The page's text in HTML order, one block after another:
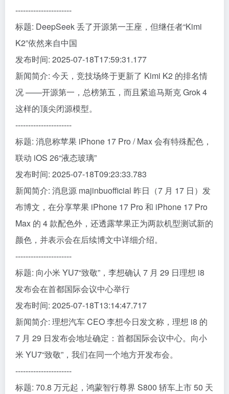
----------------------
标题: DeepSeek 丢了开源第一王座，但继任者“Kimi
K2”依然来自中国
发布时间: 2025-07-18T17:59:31.177
新闻简介: 今天，竞技场终于更新了 Kimi K2 的排名情
况 ——开源第一，总榜第五，而且紧追马斯克 Grok 4
这样的顶尖闭源模型。
----------------------
标题: 消息称苹果 iPhone 17 Pro / Max 会有特殊配色，
联动 iOS 26“液态玻璃”
发布时间: 2025-07-18T09:23:33.783
新闻简介: 消息源 majinbuofficial 昨日（7 月 17 日）发
布博文，在分享苹果 iPhone 17 Pro 和 iPhone 17 Pro
Max 的 4 款配色外，还透露苹果正为两款机型测试新的
颜色，并表示会在后续博文中详细介绍。
----------------------
标题: 向小米 YU7“致敬”，李想确认 7 月 29 日理想 i8
发布会在首都国际会议中心举行
发布时间: 2025-07-18T13:14:47.717
新闻简介: 理想汽车 CEO 李想今日发文称，理想 i8 的
7 月 29 日发布会地址确定：首都国际会议中心。向小
米 YU7“致敬”，我们在同一个地方开发布会。
----------------------
标题: 70.8 万元起，鸿蒙智行尊界 S800 轿车上市 50 天